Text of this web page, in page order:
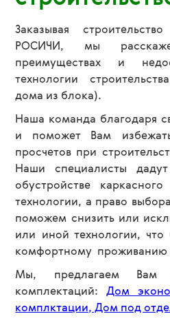
Заказывая
РОСИЧИ, мы
преимуществах и
технологии
дома из блока).
Наша команда благодаря
и поможет Вам
просчетов при
Наши специалисты
обустройстве
технологии, а право
поможем снизить или
или иной технологии, что
комфортному проживанию
Мы, предлагаем Вам
комплектаций: Дом
комплктации, Дом под